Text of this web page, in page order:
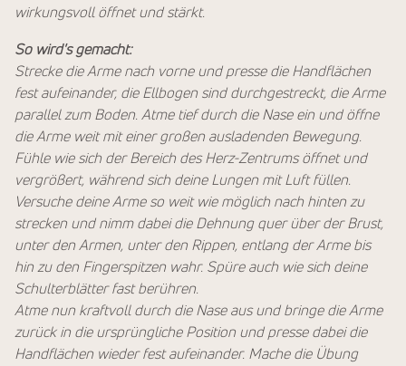
wirkungsvoll öffnet und stärkt.
So wird's gemacht:
Strecke die Arme nach vorne und presse die Handflächen
fest aufeinander, die Ellbogen sind durchgestreckt, die Arme
parallel zum Boden. Atme tief durch die Nase ein und öffne
die Arme weit mit einer großen ausladenden Bewegung.
Fühle wie sich der Bereich des Herz-Zentrums öffnet und
vergrößert, während sich deine Lungen mit Luft füllen.
Versuche deine Arme so weit wie möglich nach hinten zu
strecken und nimm dabei die Dehnung quer über der Brust,
unter den Armen, unter den Rippen, entlang der Arme bis
hin zu den Fingerspitzen wahr. Spüre auch wie sich deine
Schulterblätter fast berühren.
Atme nun kraftvoll durch die Nase aus und bringe die Arme
zurück in die ursprüngliche Position und presse dabei die
Handflächen wieder fest aufeinander. Mache die Übung